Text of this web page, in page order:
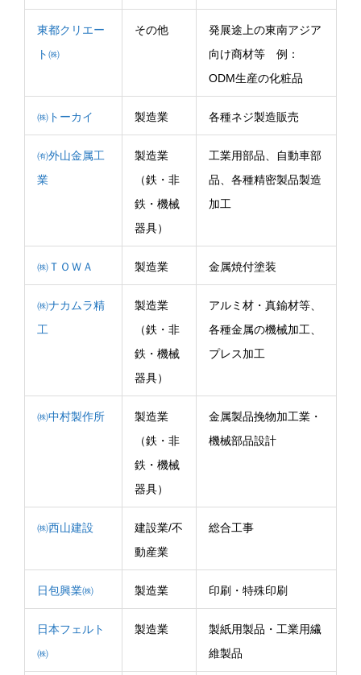
東都クリエー
ト㈱
その他
発展途上の東南アジア
向け商材等 例：
ODM生産の化粧品
㈱トーカイ 製造業 各種ネジ製造販売
㈲外山金属工
業
製造業
（鉄・非
鉄・機械
器具）
工業用部品、自動車部
品、各種精密製品製造
加工
㈱ＴＯＷＡ 製造業 金属焼付塗装
㈱ナカムラ精
工
製造業
（鉄・非
鉄・機械
器具）
アルミ材・真鍮材等、
各種金属の機械加工、
プレス加工
㈱中村製作所
製造業
（鉄・非
鉄・機械
器具）
金属製品挽物加工業・
機械部品設計
㈱西山建設
建設業/不
動産業
総合工事
日包興業㈱ 製造業 印刷・特殊印刷
日本フェルト
㈱
製造業
製紙用製品・工業用繊
維製品